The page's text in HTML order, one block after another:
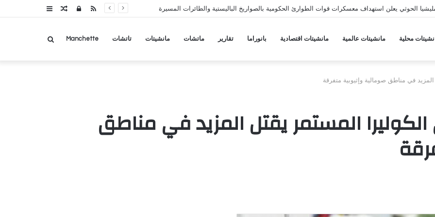
الحوثي يعلن استهداف معسكرات قوات الطوارئ الحكومية بالصواريخ الباليستية والطائرات المسيرة عمودمقالتسجيلRSS
محلية مانشيتات عالمية مانشيتات اقتصادية بانوراما تقارير ماتشات مانشيتات تاتشات Manchette بحث
في مناطق صومالية وإثيوبية متفرقة
المستمر يقتل المزيد في مناطق